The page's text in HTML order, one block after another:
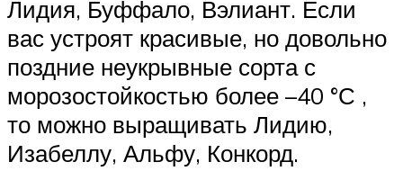
Лидия, Буффало, Вэлиант. Если
вас устроят красивые, но довольно
поздние неукрывные сорта с
морозостойкостью более –40 °С ,
то можно выращивать Лидию,
Изабеллу, Альфу, Конкорд.